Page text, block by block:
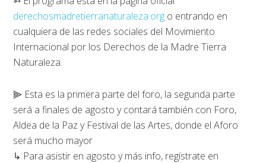
derechosmadretierranaturaleza.org o entrando en
cualquiera de las redes sociales del Movimiento
Internacional por los Derechos de la Madre Tierra
Naturaleza.
⫸ Esta es la primera parte del foro, la segunda parte
será a finales de agosto y contará también con Foro,
Aldea de la Paz y Festival de las Artes, donde el Aforo
será mucho mayor
↳ Para asistir en agosto y más info, regístrate en